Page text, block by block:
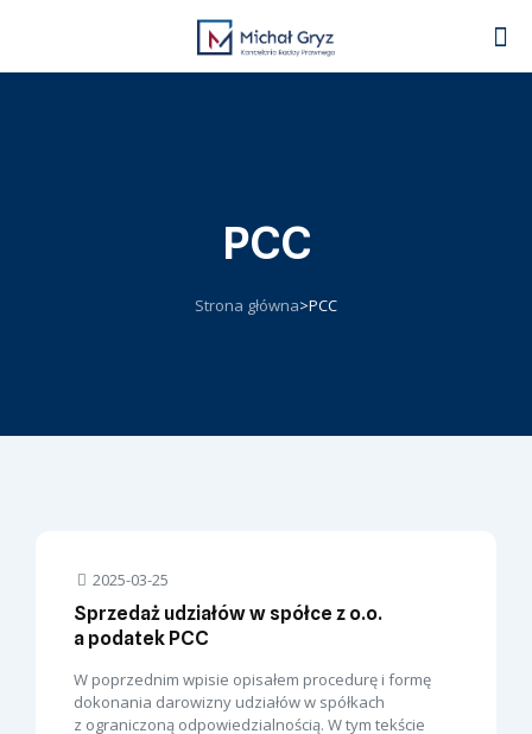
PCC
Strona główna>PCC
2025-03-25
Sprzedaż udziałów w spółce z o.o.
a podatek PCC
W poprzednim wpisie opisałem procedurę i formę
dokonania darowizny udziałów w spółkach
z ograniczoną odpowiedzialnością. W tym tekście